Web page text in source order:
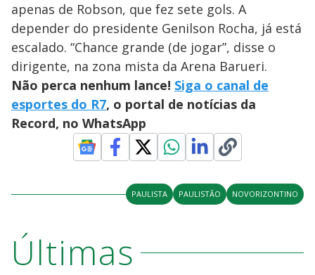
apenas de Robson, que fez sete gols. A
depender do presidente Genilson Rocha, já está
escalado. “Chance grande (de jogar”, disse o
dirigente, na zona mista da Arena Barueri.
Não perca nenhum lance! Siga o canal de
esportes do R7, o portal de notícias da
Record, no WhatsApp
PAULISTA PAULISTÃO NOVORIZONTINO
Últimas